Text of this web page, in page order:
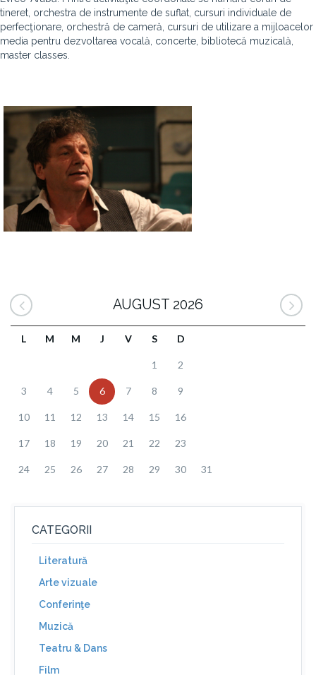
tineret, orchestra de instrumente de suflat, cursuri individuale de
perfecţionare, orchestră de cameră, cursuri de utilizare a mijloacelor
media pentru dezvoltarea vocală, concerte, bibliotecă muzicală,
master classes.
AUGUST 2026
L M M J V S D
1 2
3 4 5 6 7 8 9
10 11 12 13 14 15 16
17 18 19 20 21 22 23
24 25 26 27 28 29 30 31
CATEGORII
Literatură
Arte vizuale
Conferinţe
Muzică
Teatru & Dans
Film